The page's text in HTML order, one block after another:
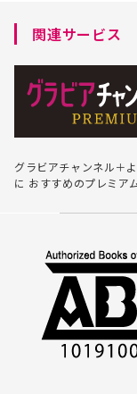
関連サービス
グラビアチャンネル＋
に おすすめのプレミア